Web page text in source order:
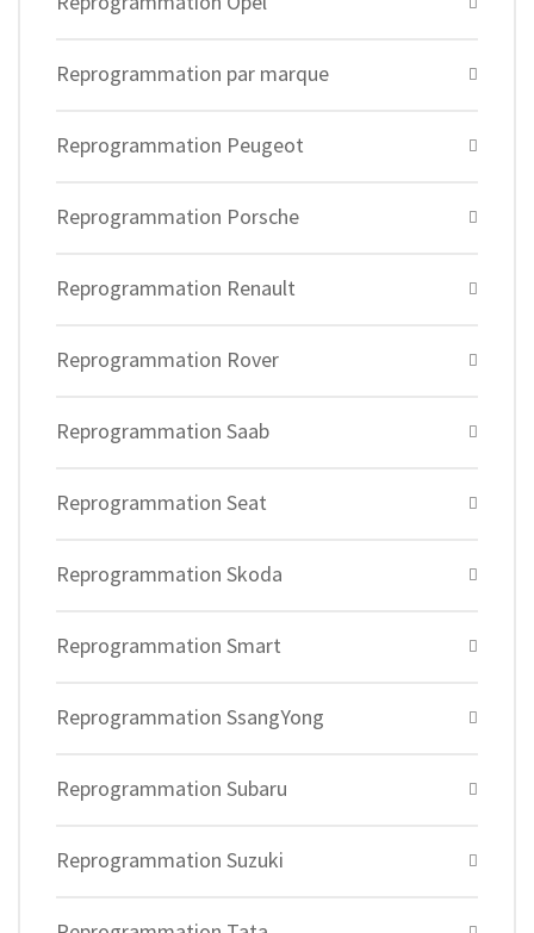
Reprogrammation par marque
Reprogrammation Peugeot
Reprogrammation Porsche
Reprogrammation Renault
Reprogrammation Rover
Reprogrammation Saab
Reprogrammation Seat
Reprogrammation Skoda
Reprogrammation Smart
Reprogrammation SsangYong
Reprogrammation Subaru
Reprogrammation Suzuki